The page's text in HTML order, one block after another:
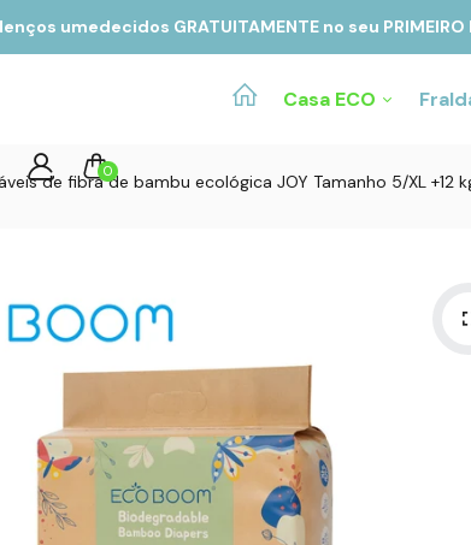
umedecidos GRATUITAMENTE no seu PRIMEIRO
Casa ECO
Toalhetes
de bambu
0
​​de fibra de bambu ecológica JOY Tamanho 5/XL +12